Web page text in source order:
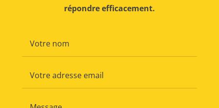
répondre efficacement.